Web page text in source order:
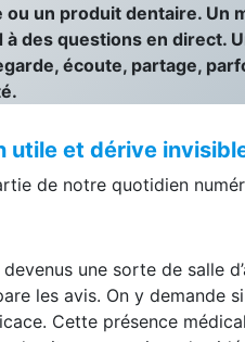
du poids. Une story
un produit dentaire. Un
des questions en direct.
écoute, partage,
utile et dérive
de notre quotidien
une sorte de salle
les avis. On y demande